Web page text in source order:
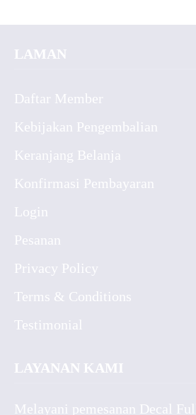
LAMAN
Daftar Member
Kebijakan Pengembalian
Keranjang Belanja
Konfirmasi Pembayaran
Login
Pesanan
Privacy Policy
Terms & Conditions
Testimonial
LAYANAN KAMI
Melayani pemesanan Decal